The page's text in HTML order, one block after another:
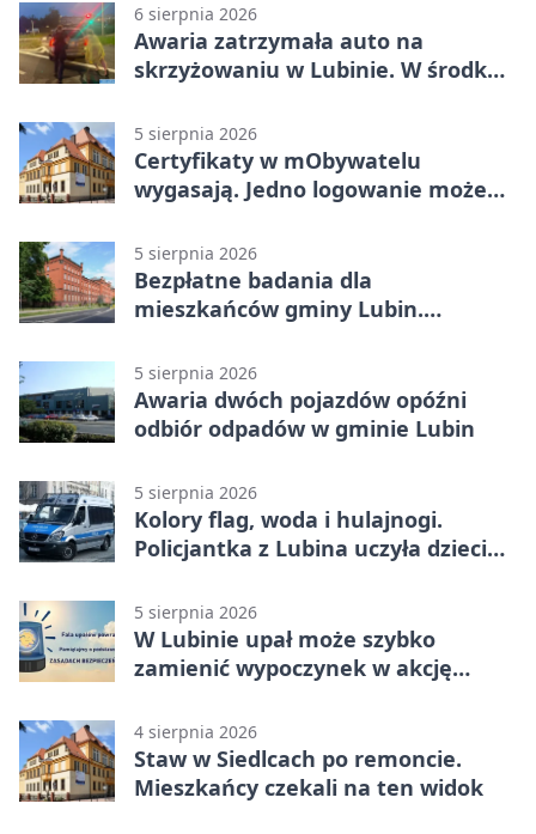
6 sierpnia 2026
Awaria zatrzymała auto na
skrzyżowaniu w Lubinie. W środku
5 sierpnia 2026
Certyfikaty w mObywatelu
wygasają. Jedno logowanie może
5 sierpnia 2026
Bezpłatne badania dla
mieszkańców gminy Lubin.
5 sierpnia 2026
Awaria dwóch pojazdów opóźni
odbiór odpadów w gminie Lubin
5 sierpnia 2026
Kolory flag, woda i hulajnogi.
Policjantka z Lubina uczyła dzieci
5 sierpnia 2026
W Lubinie upał może szybko
zamienić wypoczynek w akcję
4 sierpnia 2026
Staw w Siedlcach po remoncie.
Mieszkańcy czekali na ten widok